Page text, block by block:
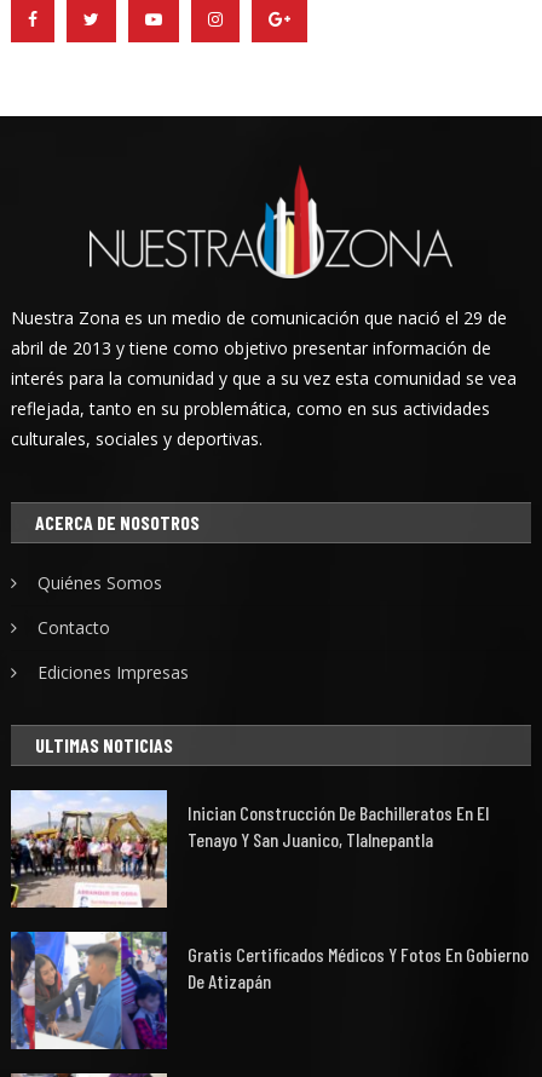
Nuestra Zona es un medio de comunicación que nació el 29 de
abril de 2013 y tiene como objetivo presentar información de
interés para la comunidad y que a su vez esta comunidad se vea
reflejada, tanto en su problemática, como en sus actividades
culturales, sociales y deportivas.
ACERCA DE NOSOTROS
Quiénes Somos
Contacto
Ediciones Impresas
ULTIMAS NOTICIAS
Inician Construcción De Bachilleratos En El
Tenayo Y San Juanico, Tlalnepantla
Gratis Certificados Médicos Y Fotos En Gobierno
De Atizapán